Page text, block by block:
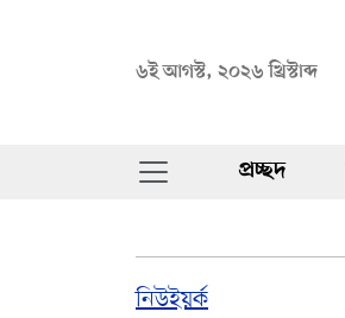
৬ই আগস্ট, ২০২৬ খ্রিস্টাব্দ
প্রচ্ছদ
নিউইয়র্ক